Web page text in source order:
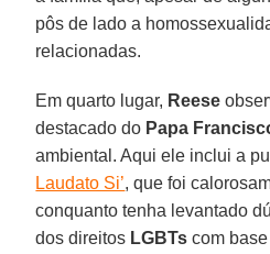
pôs de lado a
relacionadas.
Em quarto lugar, Reese
destacado do Papa
ambiental. Aqui ele inclui a
Laudato Si’, que foi
conquanto tenha levantado
dos direitos LGBTs com